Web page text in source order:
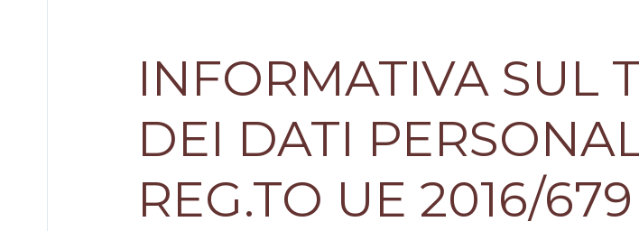
Piceno
Montecassiano
Montefano
Montegranaro
D'alba
Pioraco
INFORMATIVA SUL
DEI DATI
REG.TO UE 2016/679